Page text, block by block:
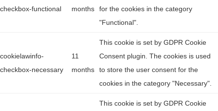
checkbox-functional
months
for the cookies in the category
"Functional".
cookielawinfo-
checkbox-necessary
11
months
This cookie is set by GDPR Cookie
Consent plugin. The cookies is used
to store the user consent for the
cookies in the category "Necessary".
This cookie is set by GDPR Cookie